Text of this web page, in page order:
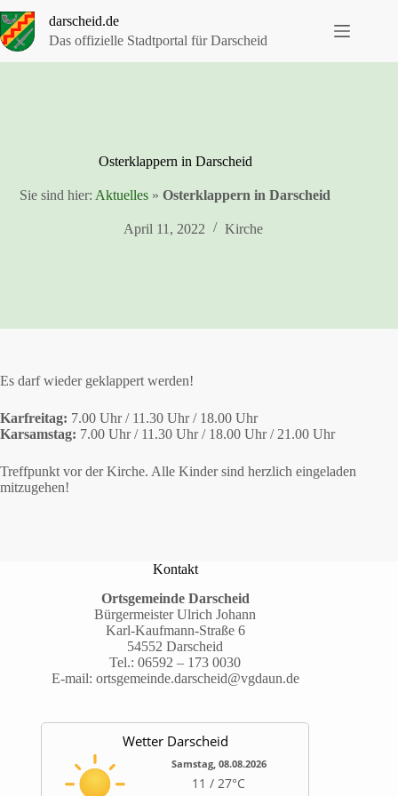
Inhalt
springen
darscheid.de
Das offizielle Stadtportal für Darscheid
Osterklappern in Darscheid
Sie sind hier: Aktuelles »Osterklappern in Darscheid
April 11, 2022 Kirche
Es darf wieder geklappert werden!
Karfreitag: 7.00 Uhr / 11.30 Uhr / 18.00 Uhr
Karsamstag: 7.00 Uhr / 11.30 Uhr / 18.00 Uhr / 21.00 Uhr
Treffpunkt vor der Kirche. Alle Kinder sind herzlich eingeladen
mitzugehen!
Kontakt
Ortsgemeinde Darscheid
Bürgermeister Ulrich Johann
Karl-Kaufmann-Straße 6
54552 Darscheid
Tel.:06592 – 173 0030
E-mail: ortsgemeinde.darscheid@vgdaun.de
Wetter Darscheid
Samstag, 08.08.2026
11 / 27°C